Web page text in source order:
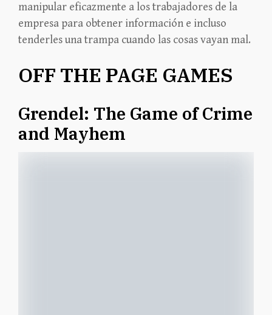
manipular eficazmente a los trabajadores de la
empresa para obtener información e incluso
tenderles una trampa cuando las cosas vayan mal.
OFF THE PAGE GAMES
Grendel: The Game of Crime
and Mayhem